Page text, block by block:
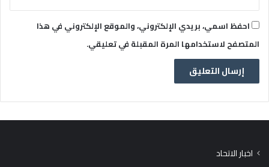
احفظ اسمي، بريدي الإلكتروني، والموقع الإلكتروني في هذا
المتصفح لاستخدامها المرة المقبلة في تعليقي.
اخبار الاتحاد